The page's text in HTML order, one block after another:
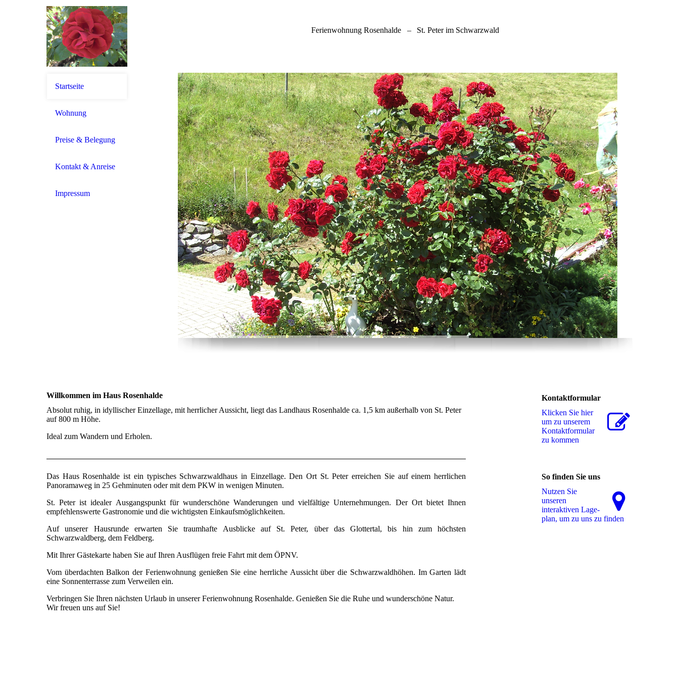
Ferienwohnung Rosenhalde – St. Peter im Schwarzwald
Startseite
Wohnung
Preise & Belegung
Kontakt & Anreise
Impressum
Willkommen im Haus Rosenhalde
Absolut ruhig, in idyllischer Einzellage, mit herrlicher Aussicht, liegt das Landhaus Rosenhalde ca. 1,5 km außerhalb von St. Peter
auf 800 m Höhe.
Ideal zum Wandern und Erholen.
Das Haus Rosenhalde ist ein typisches Schwarzwaldhaus in Einzellage. Den Ort St. Peter erreichen Sie auf einem herrlichen
Panoramaweg in 25 Gehminuten oder mit dem PKW in wenigen Minuten.
St. Peter ist idealer Ausgangspunkt für wunderschöne Wanderungen und vielfältige Unternehmungen. Der Ort bietet Ihnen
empfehlenswerte Gastronomie und die wichtigsten Einkaufsmöglichkeiten.
Auf unserer Hausrunde erwarten Sie traumhafte Ausblicke auf St. Peter, über das Glottertal, bis hin zum höchsten
Schwarzwaldberg, dem Feldberg.
Mit Ihrer Gästekarte haben Sie auf Ihren Ausflügen freie Fahrt mit dem ÖPNV.
Vom überdachten Balkon der Ferienwohnung genießen Sie eine herrliche Aussicht über die Schwarzwaldhöhen. Im Garten lädt
eine Sonnenterrasse zum Verweilen ein.
Verbringen Sie Ihren nächsten Urlaub in unserer Ferienwohnung Rosenhalde. Genießen Sie die Ruhe und wunderschöne Natur.
Wir freuen uns auf Sie!
Kontaktformular
Klicken Sie hier
um zu unserem
Kon­takt­for­mu­lar
zu kommen
So finden Sie uns
Nutzen Sie
unseren
interaktiven La­ge­
plan, um zu uns zu finden